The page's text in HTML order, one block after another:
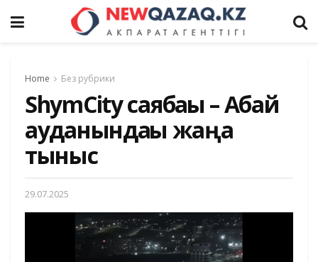
Home Без рубрики
ShymCity саябағы – Абай
ауданындағы жаңа
тыныс
29.07.2025